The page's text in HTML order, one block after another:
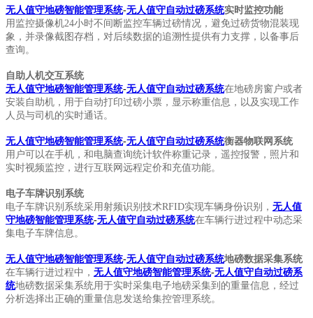
无人值守地磅智能管理系统-无人值守自动过磅系统实时监控功能
用监控摄像机24小时不间断监控车辆过磅情况，避免过磅货物混装现
象，并录像截图存档，对后续数据的追溯性提供有力支撑，以备事后
查询。
自助人机交互系统
无人值守地磅智能管理系统-无人值守自动过磅系统在地磅房窗户或者
安装自助机，用于自动打印过磅小票，显示称重信息，以及实现工作
人员与司机的实时通话。
无人值守地磅智能管理系统-无人值守自动过磅系统衡器物联网系统
用户可以在手机，和电脑查询统计软件称重记录，遥控报警，照片和
实时视频监控，进行互联网远程定价和充值功能。
电子车牌识别系统
电子车牌识别系统采用射频识别技术RFID实现车辆身份识别， 无人值
守地磅智能管理系统-无人值守自动过磅系统在车辆行进过程中动态采
集电子车牌信息。
无人值守地磅智能管理系统-无人值守自动过磅系统地磅数据采集系统
在车辆行进过程中， 无人值守地磅智能管理系统-无人值守自动过磅系
统地磅数据采集系统用于实时采集电子地磅采集到的重量信息，经过
分析选择出正确的重量信息发送给集控管理系统。